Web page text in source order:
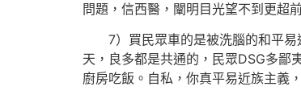
問題，信西醫，闡明目光望不到更超
7）買民眾車的是被洗腦的和平易
天，良多都是共通的，民眾DSG多鄙
廚房吃飯。自私，你真平易近族主義